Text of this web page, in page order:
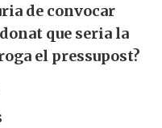
de convocar
que seria la
el pressupost?